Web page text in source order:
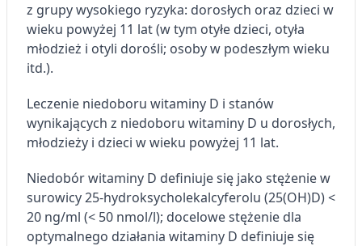
z grupy wysokiego ryzyka: dorosłych oraz dzieci w
wieku powyżej 11 lat (w tym otyłe dzieci, otyła
młodzież i otyli dorośli; osoby w podeszłym wieku
itd.).
Leczenie niedoboru witaminy D i stanów
wynikających z niedoboru witaminy D u dorosłych,
młodzieży i dzieci w wieku powyżej 11 lat.
Niedobór witaminy D definiuje się jako stężenie w
surowicy 25-hydroksycholekalcyferolu (25(OH)D) <
20 ng/ml (< 50 nmol/l); docelowe stężenie dla
optymalnego działania witaminy D definiuje się